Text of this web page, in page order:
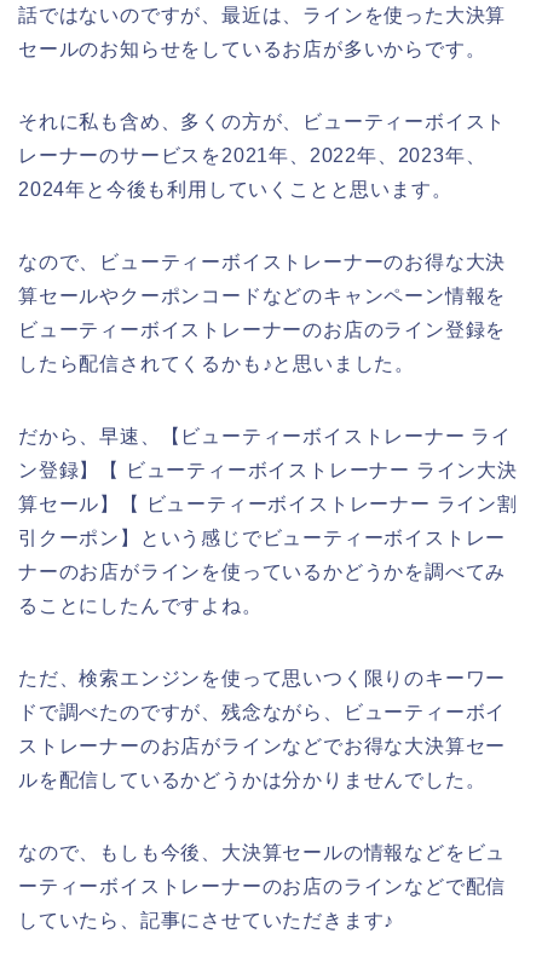
話ではないのですが、最近は、ラインを使った大決算
セールのお知らせをしているお店が多いからです。
それに私も含め、多くの方が、ビューティーボイスト
レーナーのサービスを2021年、2022年、2023年、
2024年と今後も利用していくことと思います。
なので、ビューティーボイストレーナーのお得な大決
算セールやクーポンコードなどのキャンペーン情報を
ビューティーボイストレーナーのお店のライン登録を
したら配信されてくるかも♪と思いました。
だから、早速、【ビューティーボイストレーナー ライ
ン登録】【 ビューティーボイストレーナー ライン大決
算セール】【 ビューティーボイストレーナー ライン割
引クーポン】という感じでビューティーボイストレー
ナーのお店がラインを使っているかどうかを調べてみ
ることにしたんですよね。
ただ、検索エンジンを使って思いつく限りのキーワー
ドで調べたのですが、残念ながら、ビューティーボイ
ストレーナーのお店がラインなどでお得な大決算セー
ルを配信しているかどうかは分かりませんでした。
なので、もしも今後、大決算セールの情報などをビュ
ーティーボイストレーナーのお店のラインなどで配信
していたら、記事にさせていただきます♪